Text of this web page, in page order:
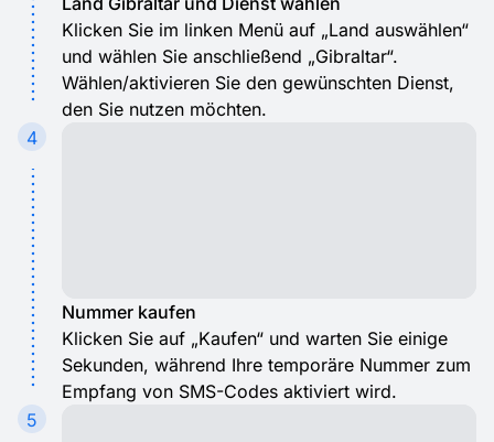
Klicken Sie im linken Menü auf „Land auswählen“
und wählen Sie anschließend „Gibraltar“.
Wählen/aktivieren Sie den gewünschten Dienst,
den Sie nutzen möchten.
4
Nummer kaufen
Klicken Sie auf „Kaufen“ und warten Sie einige
Sekunden, während Ihre temporäre Nummer zum
Empfang von SMS-Codes aktiviert wird.
5